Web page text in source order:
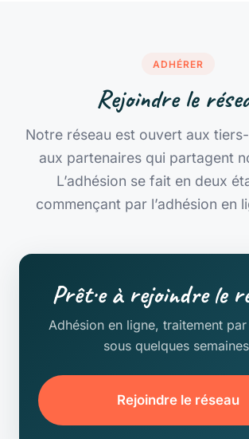
ADHÉRER
Rejoindre le
Notre réseau est ouvert aux
aux partenaires qui partagent
L’adhésion se fait en deux
commençant par l’adhésion en
Prêt·e à rejoindre le
Adhésion en ligne, traitement
sous quelques
Rejoindre le réseau